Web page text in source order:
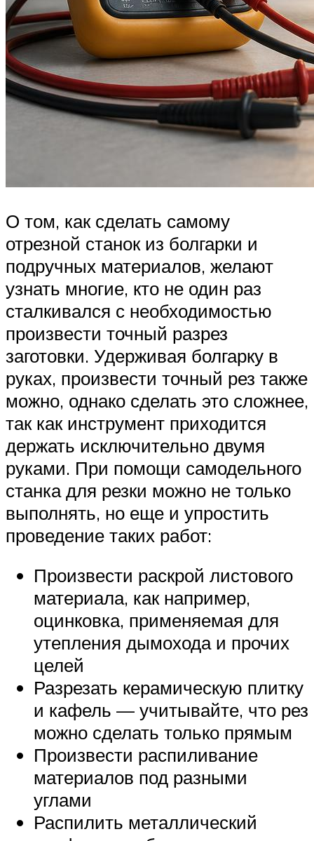
О том, как сделать самому
отрезной станок из болгарки и
подручных материалов, желают
узнать многие, кто не один раз
сталкивался с необходимостью
произвести точный разрез
заготовки. Удерживая болгарку в
руках, произвести точный рез также
можно, однако сделать это сложнее,
так как инструмент приходится
держать исключительно двумя
руками. При помощи самодельного
станка для резки можно не только
выполнять, но еще и упростить
проведение таких работ:
Произвести раскрой листового
материала, как например,
оцинковка, применяемая для
утепления дымохода и прочих
целей
Разрезать керамическую плитку
и кафель — учитывайте, что рез
можно сделать только прямым
Произвести распиливание
материалов под разными
углами
Распилить металлический